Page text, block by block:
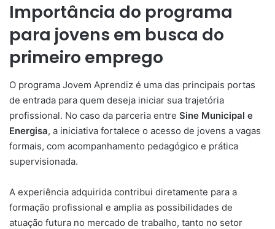
Importância do programa
para jovens em busca do
primeiro emprego
O programa Jovem Aprendiz é uma das principais portas
de entrada para quem deseja iniciar sua trajetória
profissional. No caso da parceria entre Sine Municipal e
Energisa, a iniciativa fortalece o acesso de jovens a vagas
formais, com acompanhamento pedagógico e prática
supervisionada.
A experiência adquirida contribui diretamente para a
formação profissional e amplia as possibilidades de
atuação futura no mercado de trabalho, tanto no setor